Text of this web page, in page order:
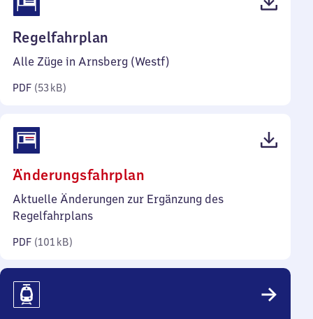
Regelfahrplan
53
Alle Züge in Arnsberg (Westf)
PDF (53 kB)
Änderungsfahrplan
101
Aktuelle Änderungen zur Ergänzung des
Regelfahrplans
PDF (101 kB)